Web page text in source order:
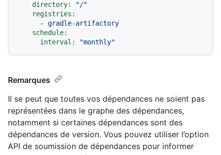
directory:
"/"
registries:
-
gradle-artifactory
schedule:
interval:
"monthly"
Remarques
Il se peut que toutes vos dépendances ne soient pas
représentées dans le graphe des dépendances,
notamment si certaines dépendances sont des
dépendances de version. Vous pouvez utiliser l’option
API de soumission de dépendances pour informer